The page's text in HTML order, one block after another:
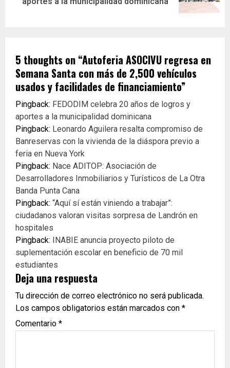
5 thoughts on “Autoferia ASOCIVU regresa en
Semana Santa con más de 2,500 vehículos
usados y facilidades de financiamiento”
Pingback: FEDODIM celebra 20 años de logros y
aportes a la municipalidad dominicana
Pingback: Leonardo Aguilera resalta compromiso de
Banreservas con la vivienda de la diáspora previo a
feria en Nueva York
Pingback: Nace ADITOP: Asociación de
Desarrolladores Inmobiliarios y Turísticos de La Otra
Banda Punta Cana
Pingback: “Aquí sí están viniendo a trabajar”:
ciudadanos valoran visitas sorpresa de Landrón en
hospitales
Pingback: INABIE anuncia proyecto piloto de
suplementación escolar en beneficio de 70 mil
estudiantes
Deja una respuesta
Tu dirección de correo electrónico no será publicada.
Los campos obligatorios están marcados con *
Comentario *